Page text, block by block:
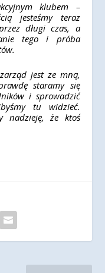
klubem –
jesteśmy teraz
długi czas, a
tego i próba
jest ze mną,
staramy się
i sprowadzić
tu widzieć.
nadzieję, że ktoś